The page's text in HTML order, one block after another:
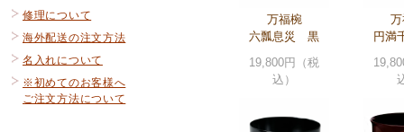
修理について
海外配送の注文方法
名入れについて
※初めてのお客様へ
ご注文方法について
万福椀
六瓢息災 黒
19,800円（税
込）
円満